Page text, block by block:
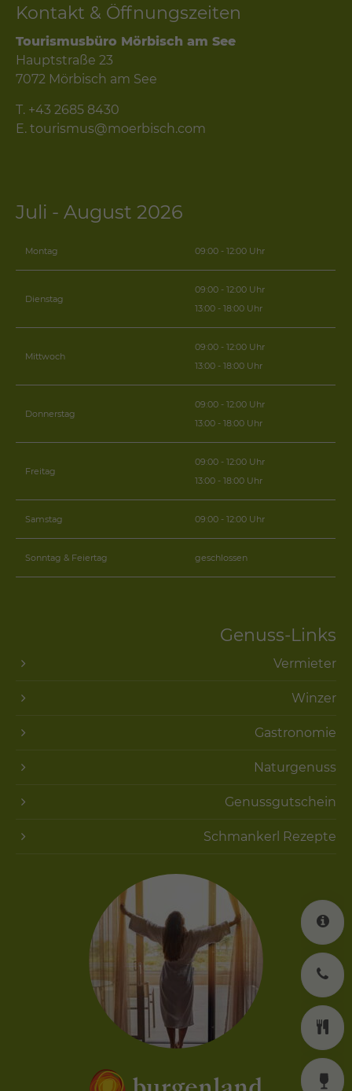
Kontakt & Öffnungszeiten
Tourismusbüro Mörbisch am See
Hauptstraße 23
7072 Mörbisch am See
T. +43 2685 8430
E. tourismus@moerbisch.com
Juli - August 2026
Montag 09:00 - 12:00 Uhr
Dienstag
09:00 - 12:00 Uhr
13:00 - 18:00 Uhr
Mittwoch
09:00 - 12:00 Uhr
13:00 - 18:00 Uhr
Donnerstag
09:00 - 12:00 Uhr
13:00 - 18:00 Uhr
Freitag
09:00 - 12:00 Uhr
13:00 - 18:00 Uhr
Samstag 09:00 - 12:00 Uhr
Sonntag & Feiertag geschlossen
Genuss-Links
Vermieter
Winzer
Gastronomie
Naturgenuss
Genussgutschein
Schmankerl Rezepte